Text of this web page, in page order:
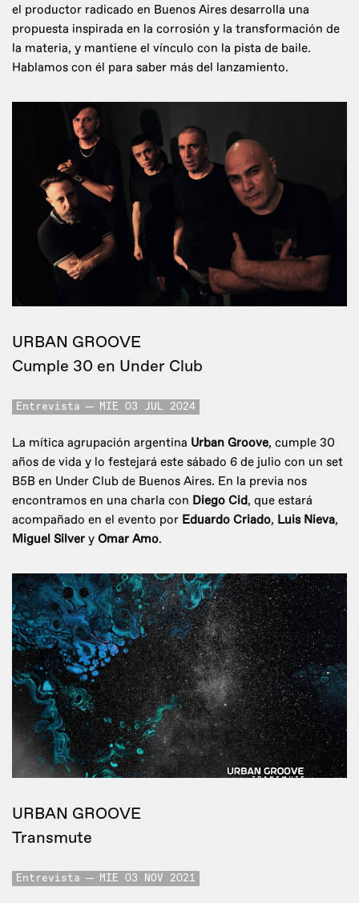
el productor radicado en Buenos Aires desarrolla una
propuesta inspirada en la corrosión y la transformación de
la materia, y mantiene el vínculo con la pista de baile.
Hablamos con él para saber más del lanzamiento.
URBAN GROOVE
Cumple 30 en Under Club
Entrevista MIE 03 JUL 2024
La mítica agrupación argentina Urban Groove, cumple 30
años de vida y lo festejará este sábado 6 de julio con un set
B5B en Under Club de Buenos Aires. En la previa nos
encontramos en una charla con Diego Cid, que estará
acompañado en el evento por Eduardo Criado, Luis Nieva,
Miguel Silver y Omar Amo.
URBAN GROOVE
Transmute
Entrevista MIE 03 NOV 2021